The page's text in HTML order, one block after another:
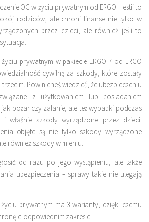
OC w życiu prywatnym od ERGO Hestii to
rodziców, ale chroni finanse nie tylko w
przez dzieci, ale również jeśli to
życiu prywatnym w pakiecie ERGO 7 od ERGO
cywilną za szkody, które zostały
Powinieneś wiedzieć, że ubezpieczeniu
z użytkowaniem lub posiadaniem
pożar czy zalanie, ale też wypadki podczas
właśnie szkody wyrządzone przez dzieci.
objęte są nie tylko szkody wyrządzone
również szkody w mieniu.
od razu po jego wystąpieniu, ale także
ubezpieczenia – sprawy takie nie ulegają
życiu prywatnym ma 3 warianty, dzięki czemu
o odpowiednim zakresie.